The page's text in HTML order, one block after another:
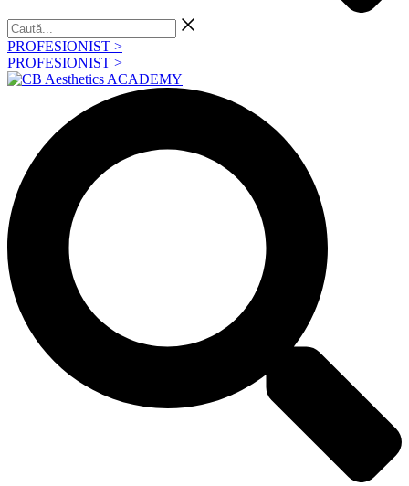
Caută...
PROFESIONIST >
PROFESIONIST >